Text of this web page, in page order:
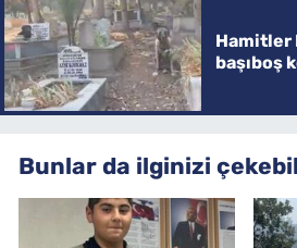
Hamitler
başıboş
Bunlar da ilginizi